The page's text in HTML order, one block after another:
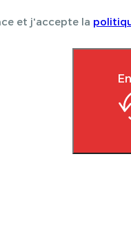
et j'accepte la